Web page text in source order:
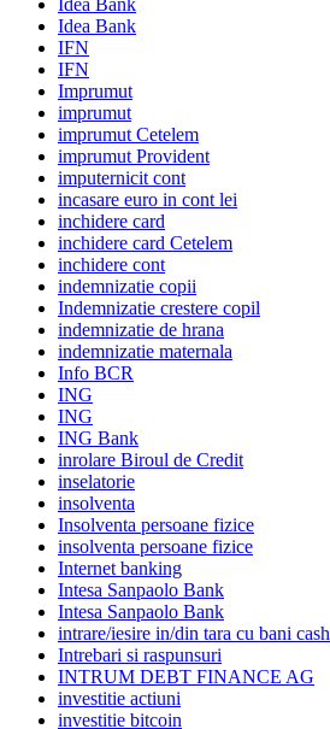
Idea Bank
Idea Bank
IFN
IFN
Imprumut
imprumut
imprumut Cetelem
imprumut Provident
imputernicit cont
incasare euro in cont lei
inchidere card
inchidere card Cetelem
inchidere cont
indemnizatie copii
Indemnizatie crestere copil
indemnizatie de hrana
indemnizatie maternala
Info BCR
ING
ING
ING Bank
inrolare Biroul de Credit
inselatorie
insolventa
Insolventa persoane fizice
insolventa persoane fizice
Internet banking
Intesa Sanpaolo Bank
Intesa Sanpaolo Bank
intrare/iesire in/din tara cu bani cash
Intrebari si raspunsuri
INTRUM DEBT FINANCE AG
investitie actiuni
investitie bitcoin